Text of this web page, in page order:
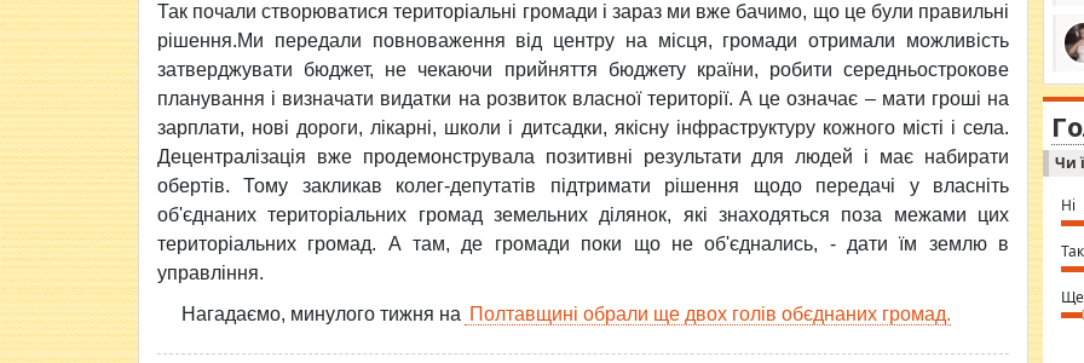
Так почали створюватися територіальні громади і зараз ми вже бачимо, що це були правильні
рішення.Ми передали повноваження від центру на місця, громади отримали можливість
затверджувати бюджет, не чекаючи прийняття бюджету країни, робити середньострокове
планування і визначати видатки на розвиток власної території. А це означає – мати гроші на
зарплати, нові дороги, лікарні, школи і дитсадки, якісну інфраструктуру кожного місті і села.
Децентралізація вже продемонструвала позитивні результати для людей і має набирати
обертів. Тому закликав колег-депутатів підтримати рішення щодо передачі у власніть
об'єднаних територіальних громад земельних ділянок, які знаходяться поза межами цих
територіальних громад. А там, де громади поки що не об'єднались, - дати їм землю в
управління.
Нагадаємо, минулого тижня на Полтавщині обрали ще двох голів обєднаних громад.
за
ми
in
⇒
Чи
Ні
Так
Ще